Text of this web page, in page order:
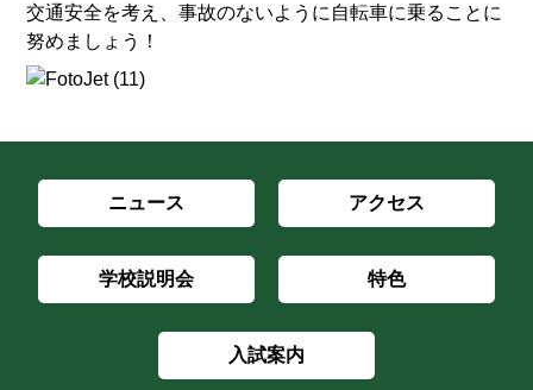
交通安全を考え、事故のないように自転車に乗ることに
努めましょう！
ニュース アクセス
学校説明会 特色
入試案内